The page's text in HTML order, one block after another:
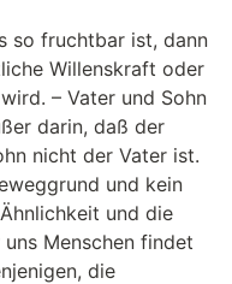
so fruchtbar ist, dann
Willenskraft oder
– Vater und Sohn
darin, daß der
nicht der Vater ist.
und kein
und die
Menschen findet
die